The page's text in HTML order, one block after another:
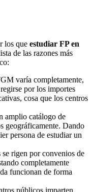
los que estudiar FP en
de las razones más
varía completamente,
por los importes
cosa que los centros
amplio catálogo de
geográficamente. Dando
persona de estudiar un
rigen por convenios de
completamente
funcionan de forma